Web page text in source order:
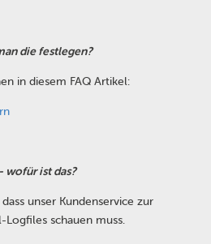
die festlegen?
in diesem FAQ Artikel:
wofür ist das?
unser Kundenservice zur
schauen muss.